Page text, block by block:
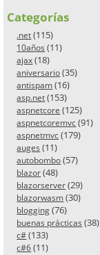
Categorías
.net (115)
10años (11)
ajax (18)
aniversario (35)
antispam (16)
asp.net (153)
aspnetcore (125)
aspnetcoremvc (91)
aspnetmvc (179)
auges (11)
autobombo (57)
blazor (48)
blazorserver (29)
blazorwasm (30)
blogging (76)
buenas prácticas (38)
c# (133)
c#6 (11)